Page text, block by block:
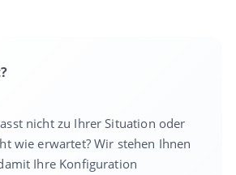
nicht zu Ihrer Situation oder
wie erwartet? Wir stehen Ihnen
Ihre Konfiguration